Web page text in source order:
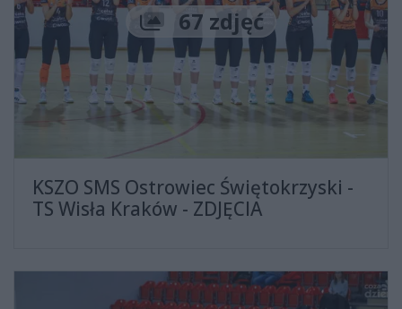
Liczba zdjęć
67 zdjęć
KSZO SMS Ostrowiec Świętokrzyski -
TS Wisła Kraków - ZDJĘCIA